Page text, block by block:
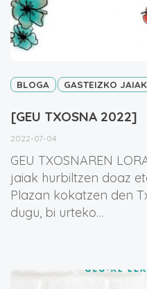
BLOGA GASTEIZKO JAIAK
[GEU TXOSNA 2022]
2022-07-04
GEU TXOSNAREN
jaiak hurbiltzen doaz
Plazan kokatzen den
dugu, bi urteko…